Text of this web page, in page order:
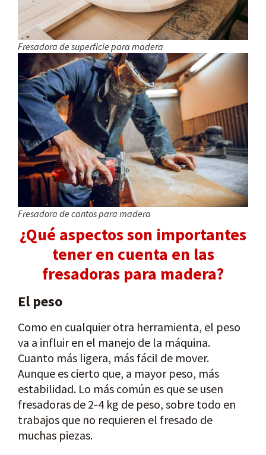
Fresadora de superficie para madera
Fresadora de cantos para madera
¿Qué aspectos son importantes
tener en cuenta en las
fresadoras para madera?
El peso
Como en cualquier otra herramienta, el peso
va a influir en el manejo de la máquina.
Cuanto más ligera, más fácil de mover.
Aunque es cierto que, a mayor peso, más
estabilidad. Lo más común es que se usen
fresadoras de 2-4 kg de peso, sobre todo en
trabajos que no requieren el fresado de
muchas piezas.